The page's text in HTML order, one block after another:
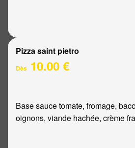
Pizza saint pietro
Dès 10.00 €
Base sauce tomate, fromage,
oignons, viande hachée, crème